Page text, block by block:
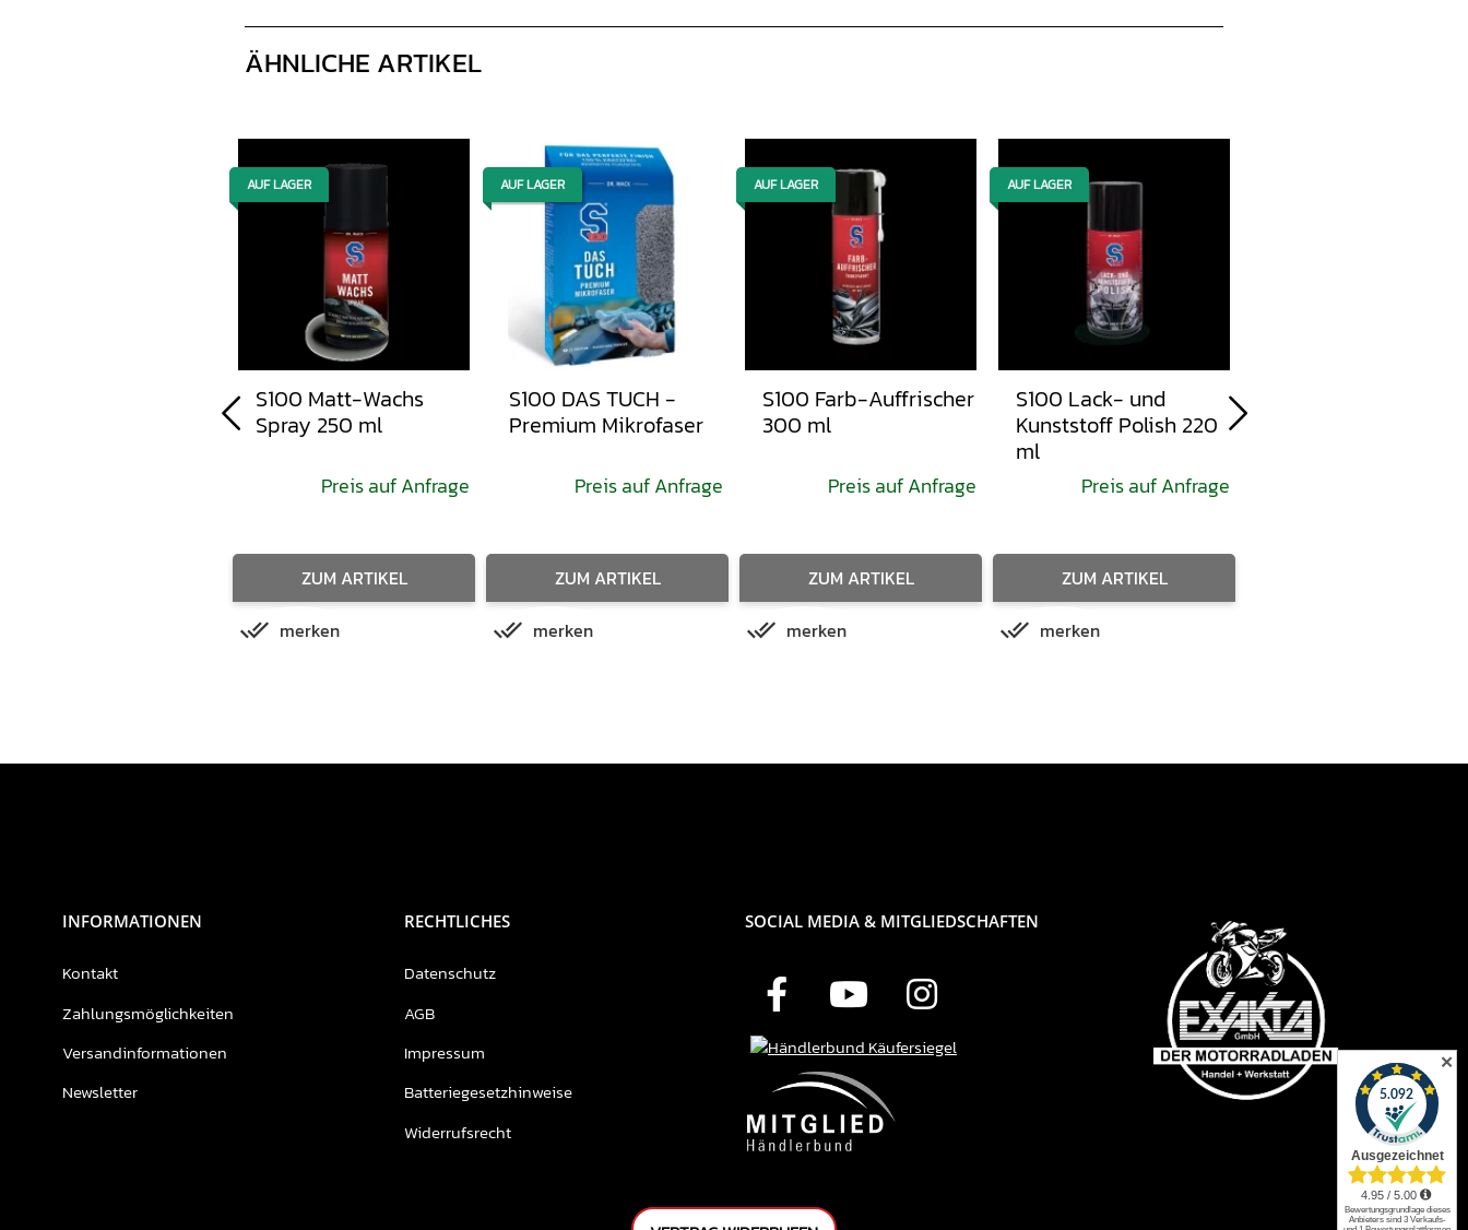
ÄHNLICHE ARTIKEL
AUF LAGER
S100 Matt-Wachs
Spray 250 ml
Preis auf Anfrage
ZUM ARTIKEL
merken
AUF LAGER
S100 DAS TUCH -
Premium Mikrofaser
Preis auf Anfrage
ZUM ARTIKEL
merken
AUF LAGER
S100 Farb-Auffrischer
300 ml
Preis auf Anfrage
ZUM ARTIKEL
merken
AUF LAGER
S100 Lack- und
Kunststoff Polish 220
ml
Preis auf Anfrage
ZUM ARTIKEL
merken
INFORMATIONEN
Kontakt
Zahlungsmöglichkeiten
Versandinformationen
Newsletter
RECHTLICHES
Datenschutz
AGB
Impressum
Batteriegesetzhinweise
Widerrufsrecht
SOCIAL MEDIA & MITGLIEDSCHAFTEN
✕